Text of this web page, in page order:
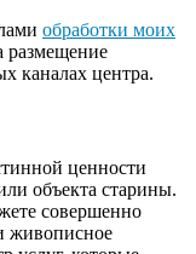
обработки моих
размещение
каналах центра.
ценности
объекта старины.
совершенно
живописное